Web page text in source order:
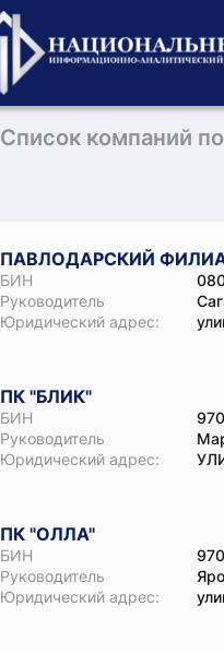
Список компаний
ПАВЛОДАРСКИЙ
БИН
Руководитель
Юридический адрес:
ПК "БЛИК"
БИН
Руководитель
Юридический адрес:
ПК "ОЛЛА"
БИН
Руководитель
Юридический адрес: